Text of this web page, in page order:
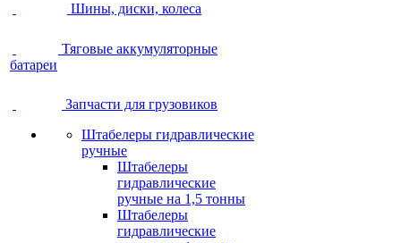
Шины, диски, колеса
Тяговые аккумуляторные
батареи
Запчасти для грузовиков
Штабелеры гидравлические
ручные
Штабелеры
гидравлические
ручные на 1,5 тонны
Штабелеры
гидравлические